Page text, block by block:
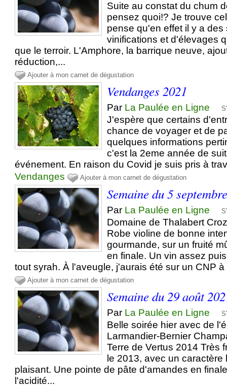
Suite au constat du chum
pensez quoi!? Je trouve
pense qu'en effet il y a
vinifications et d'élevages
que le terroir. L'Amphore, la barrique neuve,
réduction,...
Ajouter à mon carnet de dégustation
Vendanges 2021
Par La Paulée en Ligne
J'espère que certains
chance de voyager et de
quelques informations
c'est la 2eme année de
événement. En raison du Covid je suis pris à
Vendanges
Ajouter à mon carnet de dégustation
Semaine du 5
Par La Paulée en Ligne
Domaine de Thalabert
Robe violine de bonne
gourmande, sur un fruité
en finale. Un vin assez
tout syrah. À l'aveugle, j'aurais été sur un CNP
Ajouter à mon carnet de dégustation
Semaine du 29 août
Par La Paulée en Ligne
Belle soirée hier avec de
Larmandier-Bernier
Terre de Vertus 2014 Très
le 2013, avec un
plaisant. Une pointe de pâte d'amandes en
l'acidité...